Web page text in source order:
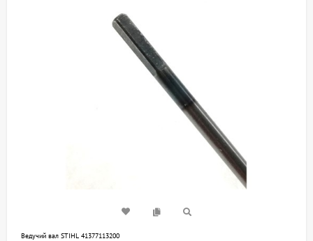
Ведучий вал STIHL 41377113200